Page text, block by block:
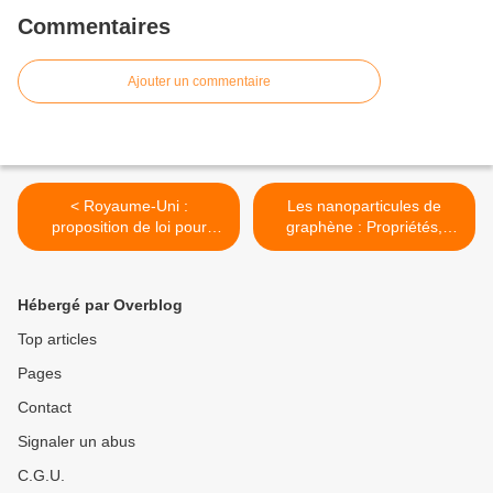
Commentaires
Ajouter un commentaire
< Royaume-Uni :
proposition de loi pour
l’indemnisation des effets
Les nanoparticules de
graphène : Propriétés,
applications, toxicité et
Hébergé par Overblog
Top articles
Pages
Contact
Signaler un abus
C.G.U.